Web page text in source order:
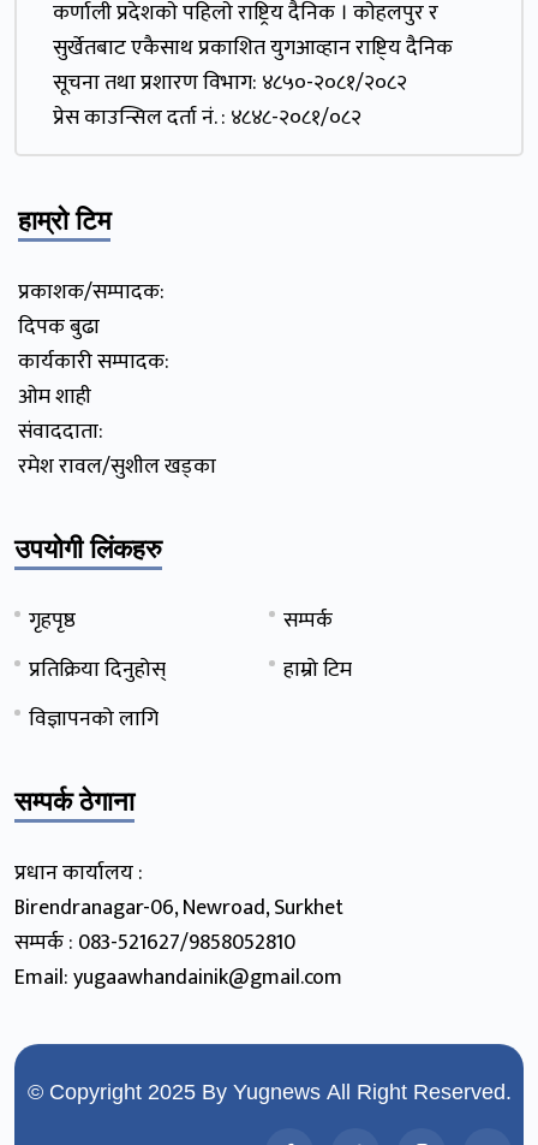
कर्णाली प्रदेशकाे पहिलाे राष्ट्रिय दैनिक । काेहलपुर र
सुर्खेतबाट एकैसाथ प्रकाशित युगआव्हान राष्टि्य दैनिक
सूचना तथा प्रशारण विभाग: ४८५०-२०८१/२०८२
प्रेस काउन्सिल दर्ता नं. : ४८४८-२०८१/०८२
हाम्रो टिम
प्रकाशक/सम्पादक:
दिपक बुढा
कार्यकारी सम्पादक:
ओम शाही
संवाददाता:
रमेश रावल/सुशील खड्का
उपयोगी लिंकहरु
गृहपृष्ठ
सम्पर्क
प्रतिक्रिया दिनुहोस्
हाम्रो टिम
विज्ञापनको लागि
सम्पर्क ठेगाना
प्रधान कार्यालय :
Birendranagar-06, Newroad, Surkhet
सम्पर्क : 083-521627/9858052810
Email: yugaawhandainik@gmail.com
© Copyright 2025 By YugnewsAll Right Reserved.